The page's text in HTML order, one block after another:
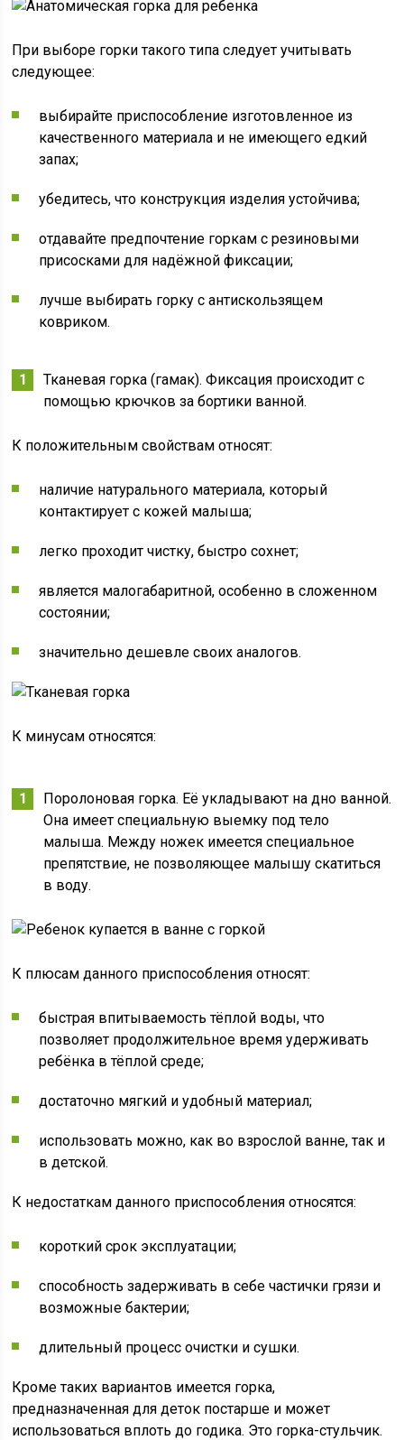
При выборе горки такого типа следует учитывать
следующее:
выбирайте приспособление изготовленное из
качественного материала и не имеющего едкий
запах;
убедитесь, что конструкция изделия устойчива;
отдавайте предпочтение горкам с резиновыми
присосками для надёжной фиксации;
лучше выбирать горку с антискользящем
ковриком.
Тканевая горка (гамак). Фиксация происходит с
помощью крючков за бортики ванной.
К положительным свойствам относят:
наличие натурального материала, который
контактирует с кожей малыша;
легко проходит чистку, быстро сохнет;
является малогабаритной, особенно в сложенном
состоянии;
значительно дешевле своих аналогов.
К минусам относятся:
Поролоновая горка. Её укладывают на дно ванной.
Она имеет специальную выемку под тело
малыша. Между ножек имеется специальное
препятствие, не позволяющее малышу скатиться
в воду.
К плюсам данного приспособления относят:
быстрая впитываемость тёплой воды, что
позволяет продолжительное время удерживать
ребёнка в тёплой среде;
достаточно мягкий и удобный материал;
использовать можно, как во взрослой ванне, так и
в детской.
К недостаткам данного приспособления относятся:
короткий срок эксплуатации;
способность задерживать в себе частички грязи и
возможные бактерии;
длительный процесс очистки и сушки.
Кроме таких вариантов имеется горка,
предназначенная для деток постарше и может
использоваться вплоть до годика. Это горка-стульчик.